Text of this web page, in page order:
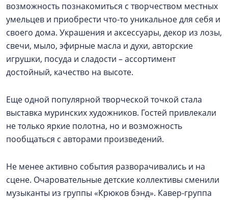
возможность познакомиться с творчеством местных
умельцев и приобрести что-то уникальное для себя и
своего дома. Украшения и аксессуары, декор из лозы,
свечи, мыло, эфирные масла и духи, авторские
игрушки, посуда и сладости – ассортимент
достойный, качество на высоте.
Еще одной популярной творческой точкой стала
выставка муринских художников. Гостей привлекали
не только яркие полотна, но и возможность
пообщаться с авторами произведений.
Не менее активно события разворачивались и на
сцене. Очаровательные детские коллективы сменили
музыканты из группы «Крюков бэнд». Кавер-группа